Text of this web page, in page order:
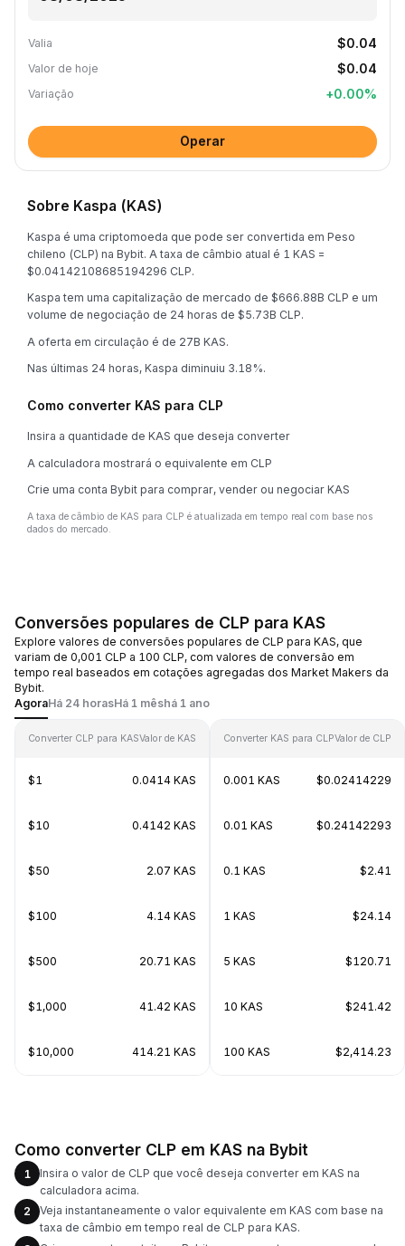
Valia $0.04
Valor de hoje $0.04
Variação +0.00%
Operar
Sobre Kaspa (KAS)
Kaspa é uma criptomoeda que pode ser convertida em Peso
chileno (CLP) na Bybit. A taxa de câmbio atual é 1 KAS =
$0.04142108685194296 CLP.
Kaspa tem uma capitalização de mercado de $666.88B CLP e um
volume de negociação de 24 horas de $5.73B CLP.
A oferta em circulação é de 27B KAS.
Nas últimas 24 horas, Kaspa diminuiu 3.18%.
Como converter KAS para CLP
Insira a quantidade de KAS que deseja converter
A calculadora mostrará o equivalente em CLP
Crie uma conta Bybit para comprar, vender ou negociar KAS
A taxa de câmbio de KAS para CLP é atualizada em tempo real com base nos
dados do mercado.
Conversões populares de CLP para KAS
Explore valores de conversões populares de CLP para KAS, que
variam de 0,001 CLP a 100 CLP, com valores de conversão em
tempo real baseados em cotações agregadas dos Market Makers da
Bybit.
AgoraHá 24 horasHá 1 mêshá 1 ano
Converter CLP para KASValor de KAS
$1 0.0414 KAS
$10 0.4142 KAS
$50 2.07 KAS
$100 4.14 KAS
$500 20.71 KAS
$1,000 41.42 KAS
$10,000 414.21 KAS
Converter KAS para CLPValor de CLP
0.001 KAS $0.02414229
0.01 KAS $0.24142293
0.1 KAS $2.41
1 KAS $24.14
5 KAS $120.71
10 KAS $241.42
100 KAS $2,414.23
Como converter CLP em KAS na Bybit
1
Insira o valor de CLP que você deseja converter em KAS na
calculadora acima.
2
Veja instantaneamente o valor equivalente em KAS com base na
taxa de câmbio em tempo real de CLP para KAS.